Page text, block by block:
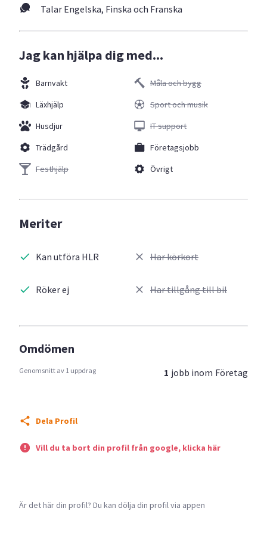
Talar Engelska, Finska och Franska
Jag kan hjälpa dig med...
Barnvakt
Läxhjälp
Husdjur
Trädgård
Festhjälp
Måla och bygg
Sport och musik
IT support
Företagsjobb
Övrigt
Meriter
Kan utföra HLR
Röker ej
Har körkort
Har tillgång till bil
Omdömen
Genomsnitt av 1 uppdrag 1 jobb inom Företag
Dela Profil
Vill du ta bort din profil från google, klicka här
Är det här din profil? Du kan dölja din profil via appen